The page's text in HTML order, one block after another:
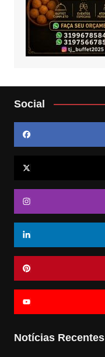
Social
Notícias Recentes